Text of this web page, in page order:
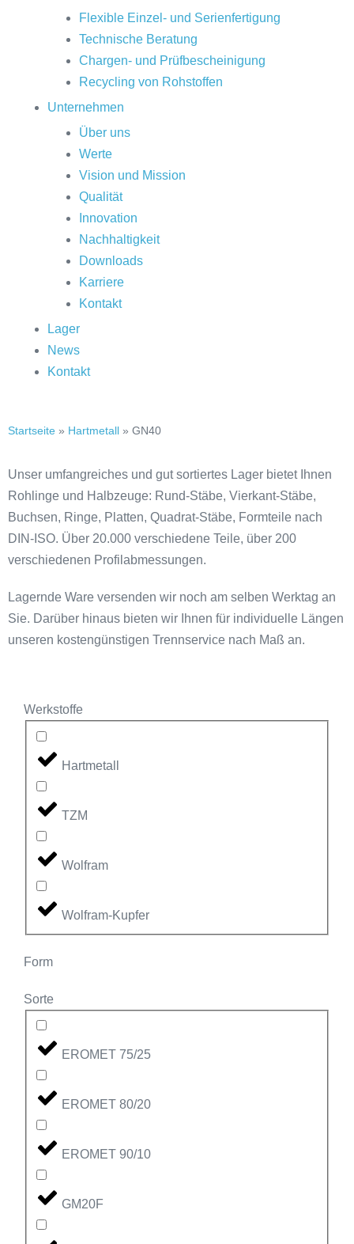
Flexible Einzel- und Serienfertigung
Technische Beratung
Chargen- und Prüfbescheinigung
Recycling von Rohstoffen
Unternehmen
Über uns
Werte
Vision und Mission
Qualität
Innovation
Nachhaltigkeit
Downloads
Karriere
Kontakt
Lager
News
Kontakt
Startseite » Hartmetall » GN40
Unser umfangreiches und gut sortiertes Lager bietet Ihnen
Rohlinge und Halbzeuge: Rund-Stäbe, Vierkant-Stäbe,
Buchsen, Ringe, Platten, Quadrat-Stäbe, Formteile nach
DIN-ISO. Über 20.000 verschiedene Teile, über 200
verschiedenen Profilabmessungen.
Lagernde Ware versenden wir noch am selben Werktag an
Sie. Darüber hinaus bieten wir Ihnen für individuelle Längen
unseren kostengünstigen Trennservice nach Maß an.
Werkstoffe
Hartmetall
TZM
Wolfram
Wolfram-Kupfer
Form
Sorte
EROMET 75/25
EROMET 80/20
EROMET 90/10
GM20F